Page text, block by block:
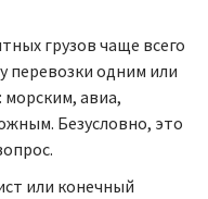
грузов чаще всего
перевозки одним или
авиа,
Безусловно, это
или конечный